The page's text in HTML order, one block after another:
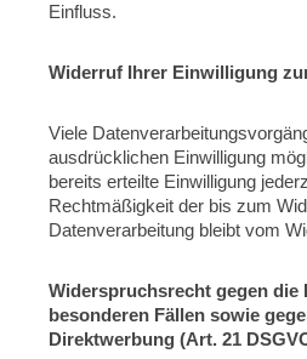
Einfluss.
Widerruf Ihrer Einwilligung
Viele
ausdrücklichen Einwilligung
bereits erteilte Einwilligung
Rechtmäßigkeit der bis zum
Datenverarbeitung bleibt vom
Widerspruchsrecht gegen die
besonderen Fällen sowie
Direktwerbung (Art. 21